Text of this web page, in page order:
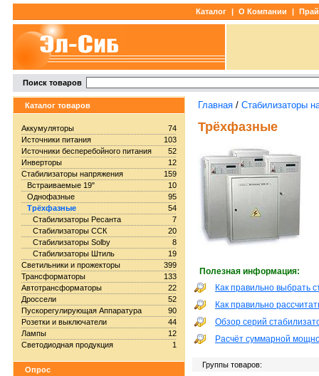
Каталог | О Компании |
Поиск товаров
Каталог товаров
74
Аккумуляторы
103
Источники питания
52
Источники бесперебойного питания
12
Инверторы
159
Стабилизаторы напряжения
10
Встраиваемые 19"
95
Однофазные
54
Трёхфазные
7
Стабилизаторы Ресанта
20
Стабилизаторы ССК
8
Стабилизаторы Solby
19
Стабилизаторы Штиль
399
Светильники и прожекторы
133
Трансформаторы
22
Автотрансформаторы
52
Дроссели
90
Пускорегулирующая Аппаратура
44
Розетки и выключатели
12
Лампы
1
Светодиодная продукция
Опрос
Главная / Стабилизаторы
Трёхфазные
Полезная информация:
Как правильно выбрать
Как правильно
Обзор серий
Расчёт суммарной
Группы товаров: